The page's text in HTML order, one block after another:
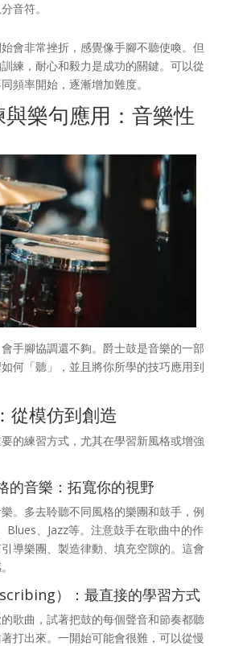
音符。
會非常挫折，感覺像手腳不聽使喚。但
練，耐心和毅力是成功的關鍵。可以從
頻率開始，逐漸增加難度。
樂句應用：音樂性
手腳協調還不夠。爵士鼓是音樂的一部
何「聽」，並且將你所學的技巧應用到
從模仿到創造
的練習方式，尤其在學習新風格或增強
的音樂：拓寬你的視野
。多去聆聽不同風格的樂團和鼓手，例
Blues、Jazz等。注意鼓手在歌曲中的作
導樂團、製造律動、填充空隙的。這會
）：最直接的學習方式
歌曲，試著把鼓的每個聲音和節奏都聽
打出來。一開始可能會很難，可以從慢